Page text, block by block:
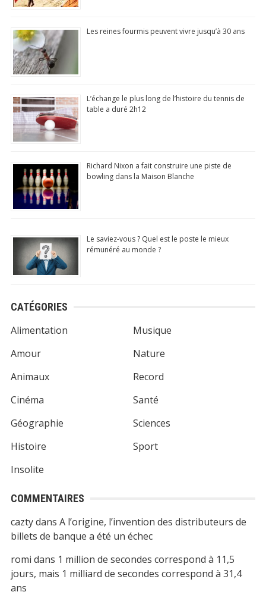
Les reines fourmis peuvent vivre jusqu’à 30 ans
L’échange le plus long de l’histoire du tennis de
table a duré 2h12
Richard Nixon a fait construire une piste de
bowling dans la Maison Blanche
Le saviez-vous ? Quel est le poste le mieux
rémunéré au monde ?
CATÉGORIES
Alimentation
Amour
Animaux
Cinéma
Géographie
Histoire
Insolite
Musique
Nature
Record
Santé
Sciences
Sport
COMMENTAIRES
caztydans A l’origine, l’invention des distributeurs de
billets de banque a été un échec
romi dans 1 million de secondes correspond à 11,5
jours, mais 1 milliard de secondes correspond à 31,4
ans